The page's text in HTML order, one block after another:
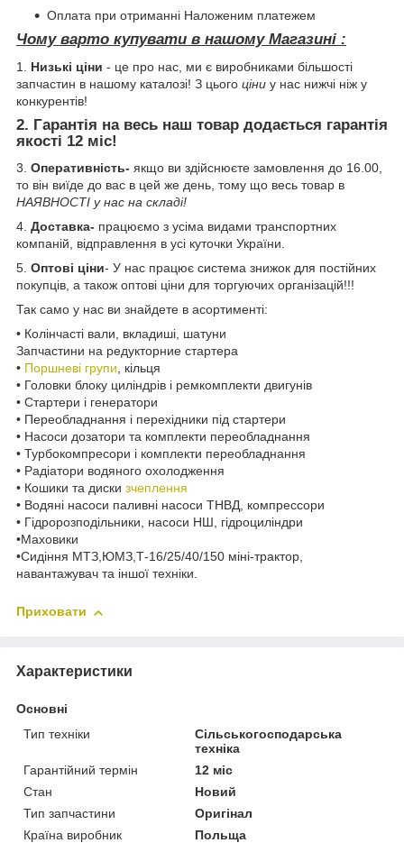
Оплата при отриманні Наложеним платежем
Чому варто купувати в нашому Магазині :
1. Низькі ціни - це про нас, ми є виробниками більшості
запчастин в нашому каталозі! З цього ціни у нас нижчі ніж у
конкурентів!
2. Гарантія на весь наш товар додається гарантія
якості 12 міс!
3. Оперативність- якщо ви здійснюєте замовлення до 16.00,
то він виїде до вас в цей же день, тому що весь товар в
НАЯВНОСТІ у нас на складі!
4. Доставка- працюємо з усіма видами транспортних
компаній, відправлення в усі куточки України.
5. Оптові ціни- У нас працює система знижок для постійних
покупців, а також оптові ціни для торгуючих організацій!!!
Так само у нас ви знайдете в асортименті:
• Колінчасті вали, вкладиші, шатуни
Запчастини на редукторние стартера
• Поршневі групи, кільця
• Головки блоку циліндрів і ремкомплекти двигунів
• Стартери і генератори
• Переобладнання і перехідники під стартери
• Насоси дозатори та комплекти переобладнання
• Турбокомпресори і комплекти переобладнання
• Радіатори водяного охолодження
• Кошики та диски зчеплення
• Водяні насоси паливні насоси ТНВД, компрессори
• Гідророзподільники, насоси НШ, гідроциліндри
•Маховики
•Сидіння МТЗ,ЮМЗ,Т-16/25/40/150 міні-трактор,
навантажувач та іншої техніки.
Приховати
Характеристики
Основні
Тип техніки
Сільськогосподарська
техніка
Гарантійний термін
12 міс
Стан
Новий
Тип запчастини
Оригінал
Країна виробник
Польща